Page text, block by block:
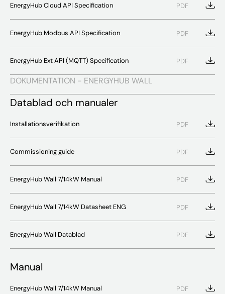
EnergyHub Cloud API Specification PDF
EnergyHub Modbus API Specification PDF
EnergyHub Ext API (MQTT) Specification PDF
DOKUMENTATION - ENERGYHUB WALL
Datablad och manualer
Installationsverifikation PDF
Commissioning guide PDF
EnergyHub Wall 7/14kW Manual PDF
EnergyHub Wall 7/14kW Datasheet ENG PDF
EnergyHub Wall Datablad PDF
Manual
EnergyHub Wall 7/14kW Manual PDF